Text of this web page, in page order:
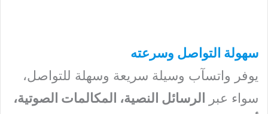
سهولة التواصل وسرعته
يوفر واتسآب وسيلة سريعة وسهلة للتواصل،
سواء عبر الرسائل النصية، المكالمات الصوتية،